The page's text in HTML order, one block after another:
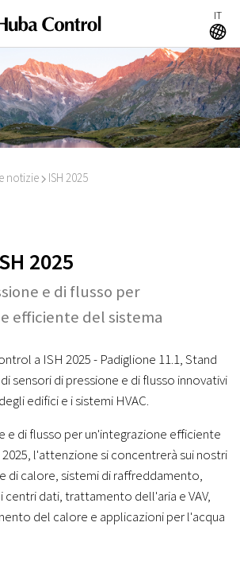
IT
A
notizie I ISH 2025
2025
e di flusso per
efficiente del sistema
a ISH 2025 - Padiglione 11.1, Stand
sensori di pressione e di flusso innovativi
edifici e i sistemi HVAC.
e di flusso per un'integrazione efficiente
l'attenzione si concentrerà sui nostri
di calore, sistemi di raffreddamento,
dati, trattamento dell'aria e VAV,
del calore e applicazioni per l'acqua